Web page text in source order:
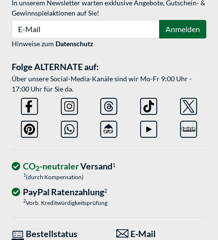
In unserem Newsletter warten exklusive Angebote, Gutschein- &
Gewinnspielaktionen auf Sie!
Anmelden
Hinweise zum Datenschutz
Folge ALTERNATE auf:
Über unsere Social-Media-Kanäle sind wir Mo-Fr 9:00 Uhr -
17:00 Uhr für Sie da.
CO2-neutralerVersand1
1(durch Kompensation)
PayPal Ratenzahlung2
2Vorb. Kreditwürdigkeitsprüfung
Bestellstatus
E-Mail